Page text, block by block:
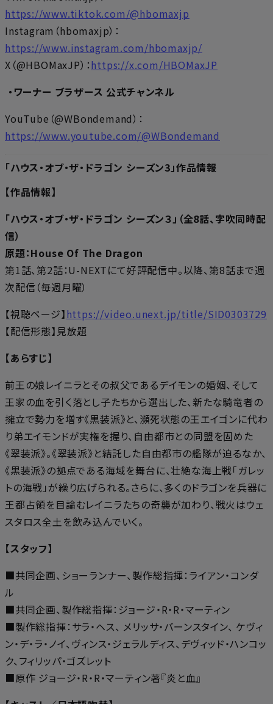
https://www.tiktok.com/@hbomaxjp
Instagram（hbomaxjp）：
https://www.instagram.com/hbomaxjp/
X（@HBOMaxJP）：https://x.com/HBOMaxJP
・ワーナー ブラザース 公式チャンネル
YouTube（@WBondemand）：
https://www.youtube.com/@WBondemand
「ハウス・オブ・ザ・ドラゴン シーズン3」作品情報
【作品情報】
「ハウス・オブ・ザ・ドラゴン シーズン３」（全8話、字吹同時配
信）
原題：House Of The Dragon
第1話、第2話：U-NEXTにて好評配信中。以降、第8話まで週
次配信（毎週月曜）
【視聴ページ】https://video.unext.jp/title/SID0303729
【配信形態】見放題
【あらすじ】
前王の娘レイニラとその叔父であるデイモンの婚姻、そして
王家の血を引く落とし子たちから選出した、新たな騎竜者の
擁立で勢力を増す《黒装派》と、瀕死状態の王エイゴンに代わ
り弟エイモンドが実権を握り、自由都市との同盟を固めた
《翠装派》。《翠装派》と結託した自由都市の艦隊が迫るなか、
《黒装派》の拠点である海域を舞台に、壮絶な海上戦「ガレッ
トの海戦」が繰り広げられる。さらに、多くのドラゴンを兵器に
王都占領を目論むレイニラたちの奇襲が加わり、戦火はウェ
スタロス全土を飲み込んでいく。
【スタッフ】
■共同企画、ショーランナー、製作総指揮：ライアン・コンダ
ル
■共同企画、製作総指揮：ジョージ・R・R・マーティン
■製作総指揮：サラ・ヘス、 メリッサ・バーンスタイン、 ケヴィ
ン・デ・ラ・ノイ、ヴィンス・ジェラルディス、デヴィッド・ハンコッ
ク、フィリッパ・ゴズレット
■原作 ジョージ・R・R・マーティン著『炎と血』